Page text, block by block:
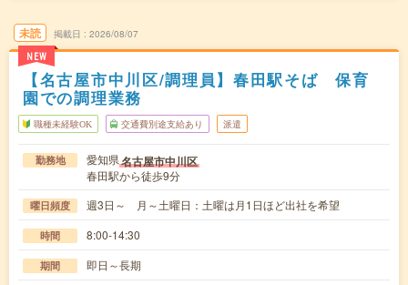
未読
NEW
掲載日 2026/08/07
【名古屋市中川区/調理員】春田駅そば 保育
園での調理業務
職種未経験OK 交通費別途支給あり 派遣
勤務地 愛知県名古屋市中川区
春田駅から徒歩9分
曜日頻度 週3日～ 月～土曜日：土曜は月1日ほど出社を希望
時間 8:00-14:30
期間 即日～長期